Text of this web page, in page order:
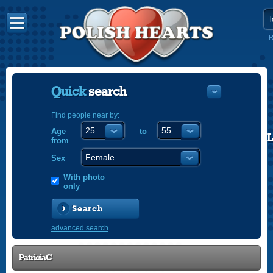
Quicksearch
Find people near by:
Age
from
to
Sex
With photo
only
Search
advanced search
PatriciaC